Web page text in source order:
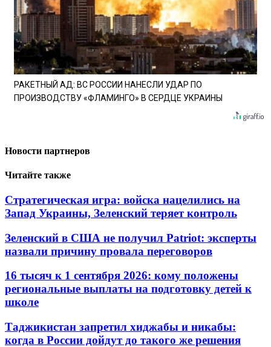
РАКЕТНЫЙ АД: ВС РОССИИ НАНЕСЛИ УДАР ПО
ПРОИЗВОДСТВУ «ФЛАМИНГО» В СЕРДЦЕ УКРАИНЫ
Новости партнеров
Читайте также
Стратегическая игра: войска нацелились на
Запад Украины, Зеленский теряет контроль
Зеленский в США не получил Patriot: эксперты
назвали причину провала переговоров
16 тысяч к 1 сентября 2026: кому положены
региональные выплаты на подготовку детей к
школе
Таджикистан запретил хиджабы и никабы:
когда в России дойдут до такого же решения